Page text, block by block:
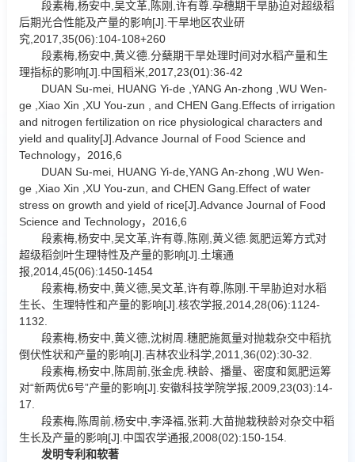
段素梅,杨安中,吴文革,陈刚,许有尊.孕穗期干旱胁迫对超级稻
后期光合性能及产量的影响[J].干旱地区农业研
究,2017,35(06):104-108+260
段素梅,杨安中,黄义德.分蘖期干旱处理时间对水稻产量和生
理指标的影响[J].中国稻米,2017,23(01):36-42
DUAN Su-mei, HUANG Yi-de ,YANG An-zhong ,WU Wen-
ge ,Xiao Xin ,XU You-zun , and CHEN Gang.Effects of irrigation
and nitrogen fertilization on rice physiological characters and
yield and quality[J].Advance Journal of Food Science and
Technology，2016,6
DUAN Su-mei, HUANG Yi-de,YANG An-zhong ,WU Wen-
ge ,Xiao Xin ,XU You-zun, and CHEN Gang.Effect of water
stress on growth and yield of rice[J].Advance Journal of Food
Science and Technology，2016,6
段素梅,杨安中,吴文革,许有尊,陈刚,黄义德.氮肥运筹方式对
超级稻剑叶生理特性及产量的影响[J].土壤通
报,2014,45(06):1450-1454
段素梅,杨安中,黄义德,吴文革,许有尊,陈刚.干旱胁迫对水稻
生长、生理特性和产量的影响[J].核农学报,2014,28(06):1124-
1132.
段素梅,杨安中,黄义德,沈树周.穗肥施氮量对抛栽杂交中稻抗
倒伏性状和产量的影响[J].吉林农业科学,2011,36(02):30-32.
段素梅,杨安中,陈周前,张金虎.秧龄、播量、密度和氮肥运筹
对“新两优6号”产量的影响[J].安徽科技学院学报,2009,23(03):14-
17.
段素梅,陈周前,杨安中,李泽福,张莉.大苗抛栽秧龄对杂交中稻
生长及产量的影响[J].中国农学通报,2008(02):150-154.
发明专利和软著